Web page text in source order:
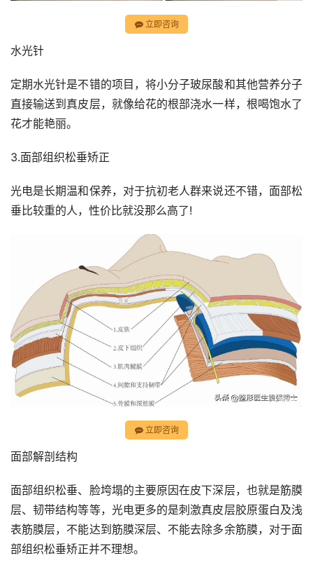
立即咨询
水光针
定期水光针是不错的项目，将小分子玻尿酸和其他营养分子
直接输送到真皮层，就像给花的根部浇水一样，根喝饱水了
花才能艳丽。
3.面部组织松垂矫正
光电是长期温和保养，对于抗初老人群来说还不错，面部松
垂比较重的人，性价比就没那么高了!
立即咨询
面部解剖结构
面部组织松垂、脸垮塌的主要原因在皮下深层，也就是筋膜
层、韧带结构等等，光电更多的是刺激真皮层胶原蛋白及浅
表筋膜层，不能达到筋膜深层、不能去除多余筋膜，对于面
部组织松垂矫正并不理想。